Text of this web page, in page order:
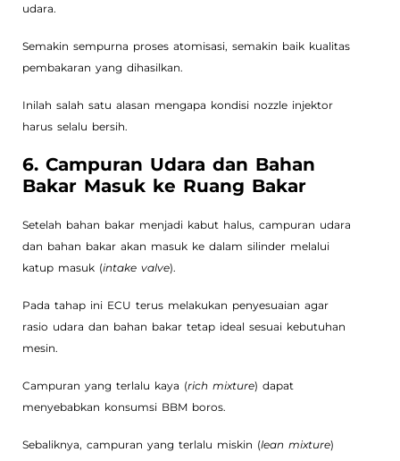
udara.
Semakin sempurna proses atomisasi, semakin baik kualitas
pembakaran yang dihasilkan.
Inilah salah satu alasan mengapa kondisi nozzle injektor
harus selalu bersih.
6. Campuran Udara dan Bahan
Bakar Masuk ke Ruang Bakar
Setelah bahan bakar menjadi kabut halus, campuran udara
dan bahan bakar akan masuk ke dalam silinder melalui
katup masuk (intake valve).
Pada tahap ini ECU terus melakukan penyesuaian agar
rasio udara dan bahan bakar tetap ideal sesuai kebutuhan
mesin.
Campuran yang terlalu kaya (rich mixture) dapat
menyebabkan konsumsi BBM boros.
Sebaliknya, campuran yang terlalu miskin (lean mixture)